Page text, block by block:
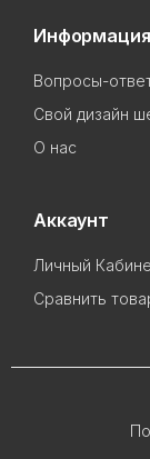
Информация
Вопросы-
Свой дизайн
О нас
Аккаунт
Личный
Сравнить